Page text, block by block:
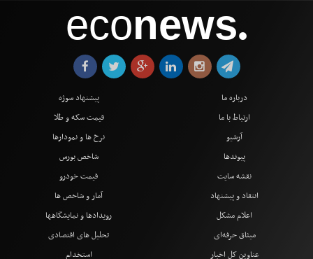
econews●
درباره ما
ارتباط با ما
آرشیو
پیوندها
نقشه سایت
انتقاد و پیشنهاد
اعلام مشکل
میثاق حرفه‌ای
پیشنهاد سوژه
قیمت سکه و طلا
نرخ ها و نمودارها
شاخص بورس
قیمت خودرو
آمار و شاخص ها
رویدادها و نمایشگاهها
تحلیل های اقتصادی
عناوین کل اخبار
استخدام